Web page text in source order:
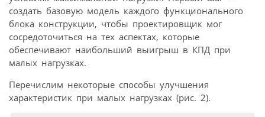
создать базовую модель каждого функционального
блока конструкции, чтобы проектировщик мог
сосредоточиться на тех аспектах, которые
обеспечивают наибольший выигрыш в КПД при
малых нагрузках.
Перечислим некоторые способы улучшения
характеристик при малых нагрузках (рис. 2).